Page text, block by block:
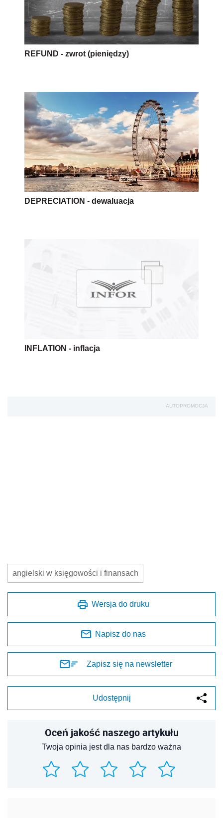
REFUND - zwrot (pieniędzy)
DEPRECIATION - dewaluacja
INFLATION - inflacja
AUTOPROMOCJA
angielski w księgowości i finansach
Wersja do druku
Napisz do nas
Zapisz się na newsletter
Udostępnij
Oceń jakość naszego artykułu
Twoja opinia jest dla nas bardzo ważna